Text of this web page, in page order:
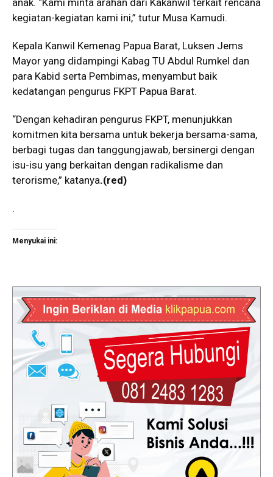
anak. “Kami minta arahan dari Kakanwil terkait rencana
kegiatan-kegiatan kami ini,” tutur Musa Kamudi.
Kepala Kanwil Kemenag Papua Barat, Luksen Jems
Mayor yang didampingi Kabag TU Abdul Rumkel dan
para Kabid serta Pembimas, menyambut baik
kedatangan pengurus FKPT Papua Barat.
“Dengan kehadiran pengurus FKPT, menunjukkan
komitmen kita bersama untuk bekerja bersama-sama,
berbagi tugas dan tanggungjawab, bersinergi dengan
isu-isu yang berkaitan dengan radikalisme dan
terorisme,” katanya.(red)
.
Menyukai ini: